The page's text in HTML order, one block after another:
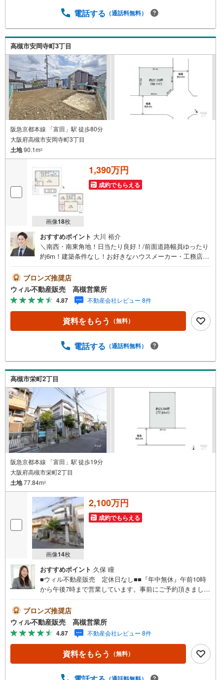
の物件管理システム、Willing-Naviで、お客様にぴったりの
物件のご紹介が可能です！ ■物件管理システムを使えば、
ネットに掲載されていない物件のご紹介ができます！ ■弊
社は阪神間北摂に12店舗（神戸市～高槻市・島本町・大阪
市）がございます。全域にて物件のご紹介・ご案内が可能
です。
電話する （通話料無料）
高槻市安岡寺町3丁目
阪急京都本線 「富田」駅 徒歩80分
大阪府高槻市安岡寺町3丁目
土地90.1m2
画像18枚
1,390万円
成約でもらえる
おすすめポイント 大川 裕介
＼南西・南東角地！日当たり良好！/前面道路幅員ゆったり
約6m！建築条件なし！お好きなハウスメーカー・工務店で
無休』午前10時から午後7時まで営業しています。事前にご
予約頂きましたら営業時間外でのご案内も対応致します。
ご相談下さい。 【弊社の特徴】 ■店舗裏手に駐車場をご用
意しております。ご利用ください。 ■キッズスペースもご
ざいます。小さなお子様がいらっしゃるご家庭もお気軽に
ご来場ください！ 【営業日】定休日はございません。火曜
左記時間はお電話が繋がりやすくなっております。 ■リフ
談ください！ ■リフォーム担当と一緒に現地見学を行い、
その場でリフォームのご提案等をさせていただきます！ ■
弊社独自の物件管理システム「Willing-Navi」で、お客様に
ぴったりの物件のご紹介が可能です！
ブロンズ推奨店
ウィル不動産販売 高槻営業所
4.87 不動産会社レビュー 8件
資料をもらう （無料）
電話する （通話料無料）
高槻市栄町2丁目
阪急京都本線 「富田」駅 徒歩19分
大阪府高槻市栄町2丁目
土地77.84m2
画像14枚
2,100万円
成約でもらえる
おすすめポイント 久保 瞳
■ウィル不動産販売 定休日なし■■『年中無休』午前10時
から午後7時まで営業しています。事前にご予約頂きました
【弊社の特徴】 ■店舗裏手に駐車場をご用意しておりま
す。ご利用ください。 ■キッズスペースもございます。小
さなお子様がいらっしゃるご家庭もお気軽にご来場くださ
い！ 【営業日】定休日はございません。火曜日・水曜日も
営業しております。 【時間】10:00～19:00 ※左記時間はお
電話が繋がりやすくなっております。 ■リフォーム担当、
■リフォーム担当と一緒に現地見学を行い、その場でリフォ
ブロンズ推奨店
ウィル不動産販売 高槻営業所
4.87 不動産会社レビュー 8件
資料をもらう （無料）